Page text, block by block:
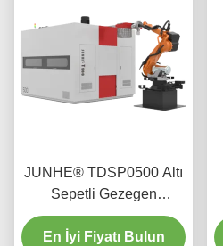
JUNHE® TDSP0500 Altı
Sepetli Gezegen
Kaplama Makinesi
En İyi Fiyatı Bulun